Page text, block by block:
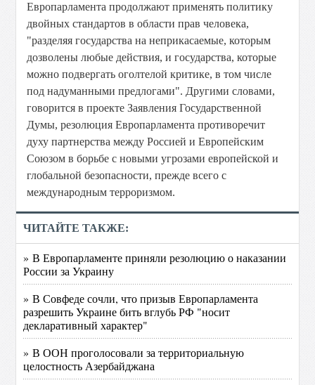
Европарламента продолжают применять политику
двойных стандартов в области прав человека,
"разделяя государства на неприкасаемые, которым
дозволены любые действия, и государства, которые
можно подвергать оголтелой критике, в том числе
под надуманными предлогами". Другими словами,
говорится в проекте Заявления Государственной
Думы, резолюция Европарламента противоречит
духу партнерства между Россией и Европейским
Союзом в борьбе с новыми угрозами европейской и
глобальной безопасности, прежде всего с
международным терроризмом.
ЧИТАЙТЕ ТАКЖЕ:
» В Европарламенте приняли резолюцию о наказании
России за Украину
» В Совфеде сочли, что призыв Европарламента
разрешить Украине бить вглубь РФ "носит
декларативный характер"
» В ООН проголосовали за территориальную
целостность Азербайджана